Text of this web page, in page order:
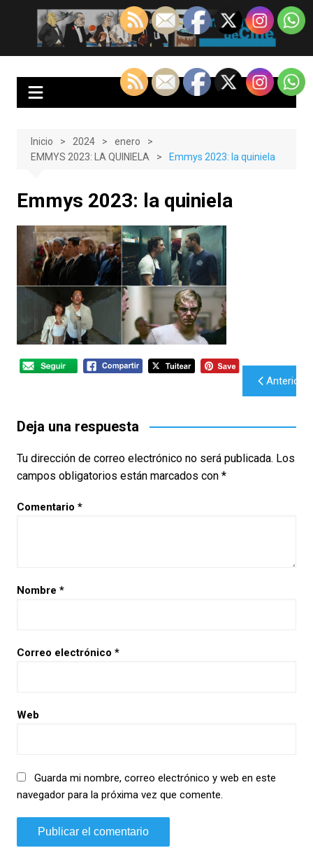
contenido
EnClave de Cine
Crítica cinematográfica y audiovisual. Punto de encuentro para los
Inicio 2024
enero
EMMYS 2023: LA QUINIELA
Emmys 2023: la quiniela
Emmys 2023: la quiniela
Navegación
entradas
Anterior
Deja una respuesta
Tu dirección de correo electrónico no será publicada. Los
campos obligatorios están marcados con *
Comentario *
Nombre *
Correo electrónico *
Web
Guarda mi nombre, correo electrónico y web en este
navegador para la próxima vez que comente.